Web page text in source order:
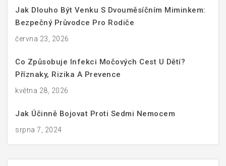
Jak Dlouho Být Venku S Dvouměsíčním Miminkem:
Bezpečný Průvodce Pro Rodiče
června 23, 2026
Co Způsobuje Infekci Močových Cest U Dětí?
Příznaky, Rizika A Prevence
května 28, 2026
Jak Účinně Bojovat Proti Sedmi Nemocem
srpna 7, 2024